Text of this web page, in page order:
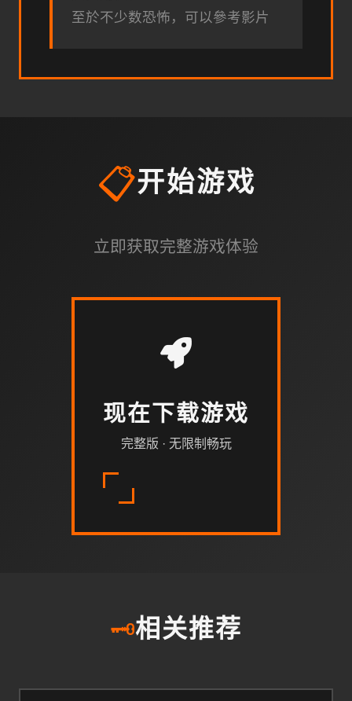
至於不少数恐怖，可以參考影片
📋开始游戏
立即获取完整游戏体验
现在下载游戏
完整版 · 无限制畅玩
🗝️相关推荐